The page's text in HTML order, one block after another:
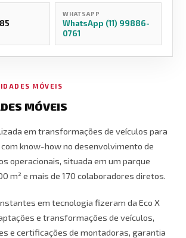
WHATSAPP
WhatsApp (11) 99886-
0761
MÓVEIS
MÓVEIS
em transformações de veículos para
know-how no desenvolvimento de
operacionais, situada em um parque
m² e mais de 170 colaboradores diretos.
em tecnologia fizeram da Eco X
e transformações de veículos,
e certificações de montadoras, garantia